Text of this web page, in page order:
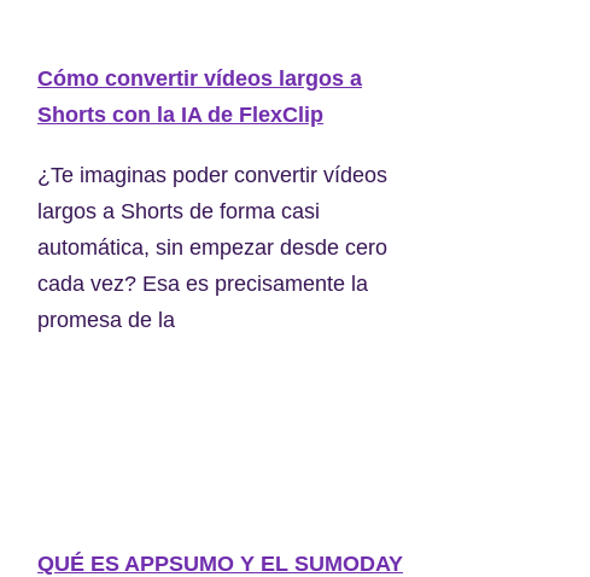
Cómo convertir vídeos largos a
Shorts con la IA de FlexClip
¿Te imaginas poder convertir vídeos
largos a Shorts de forma casi
automática, sin empezar desde cero
cada vez? Esa es precisamente la
promesa de la
QUÉ ES APPSUMO Y EL SUMODAY